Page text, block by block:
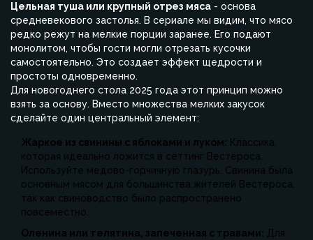
Цельная туша или крупный отрез мяса - основа
средневекового застолья. В сериале мы видим, что мясо
редко режут на мелкие порции заранее. Его подают
монолитом, чтобы гости могли отрезать кусочки
самостоятельно. Это создает эффект щедрости и
простоты одновременно.
Для новогоднего стола 2025 года этот принцип можно
взять за основу. Вместо множества мелких закусок
сделайте один центральный элемент:
Жаркое из свинины с яблоками и луком: Классика,
которая идеально ложится в сеттинг Вестероса.
Используйте медово-горчичную глазурь. Свинина была
основным мясом для большинства жителей Вестероса,
так как свиноводство было распространено
повсеместно.
Оленина или телятина, запеченная с травами: Для